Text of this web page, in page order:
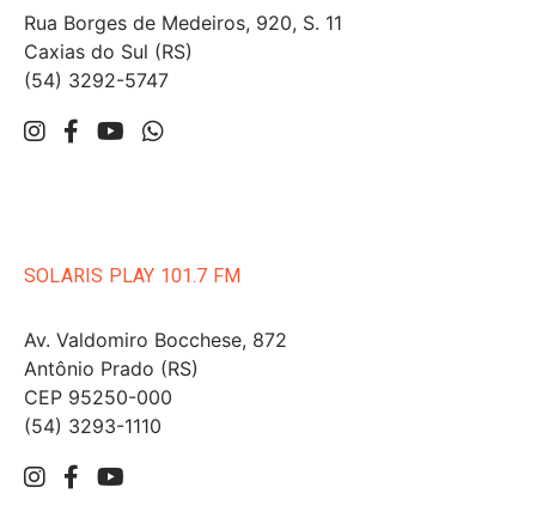
Rua Borges de Medeiros, 920, S. 11
Caxias do Sul (RS)
(54) 3292-5747
SOLARIS PLAY 101.7 FM
Av. Valdomiro Bocchese, 872
Antônio Prado (RS)
CEP 95250-000
(54) 3293-1110